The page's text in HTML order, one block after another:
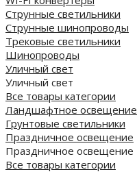
Струнные светильники
Струнные шинопроводы
Трековые светильники
Шинопроводы
Уличный свет
Уличный свет
Все товары категории
Ландшафтное освещение
Грунтовые светильники
Праздничное освещение
Праздничное освещение
Все товары категории